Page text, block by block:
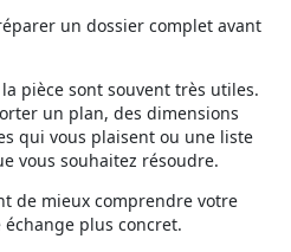
un dossier complet avant
pièce sont souvent très utiles.
un plan, des dimensions
qui vous plaisent ou une liste
vous souhaitez résoudre.
de mieux comprendre votre
plus concret.